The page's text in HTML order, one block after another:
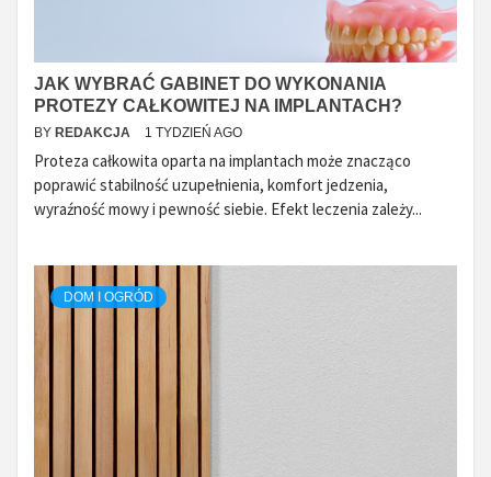
JAK WYBRAĆ GABINET DO WYKONANIA
PROTEZY CAŁKOWITEJ NA IMPLANTACH?
BY REDAKCJA 1 TYDZIEŃ AGO
Proteza całkowita oparta na implantach może znacząco
poprawić stabilność uzupełnienia, komfort jedzenia,
wyraźność mowy i pewność siebie. Efekt leczenia zależy...
DOM I OGRÓD